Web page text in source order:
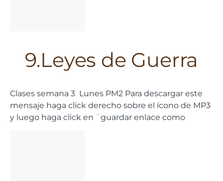
9.Leyes de Guerra
Clases semana 3 Lunes PM2 Para descargar este
mensaje haga click derecho sobre el ícono de MP3
y luego haga click en ¨guardar enlace como